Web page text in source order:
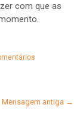
com que as
Mensagem antiga →